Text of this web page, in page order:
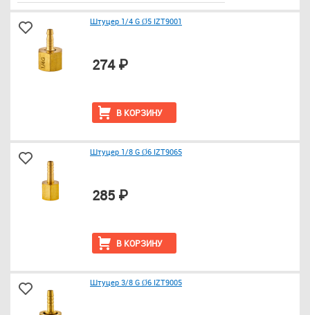
Штуцер 1/4 G Ø5 IZT9001
В КОРЗИНУ
274 ₽
Штуцер 1/8 G Ø6 IZT9065
В КОРЗИНУ
285 ₽
Штуцер 3/8 G Ø6 IZT9005